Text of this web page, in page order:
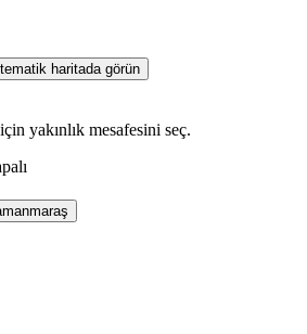
haritada görün
yakınlık mesafesini seç.